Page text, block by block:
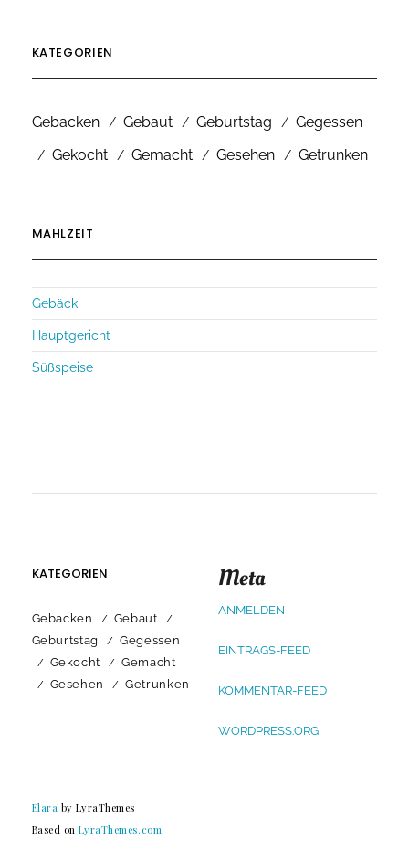
KATEGORIEN
Gebacken Gebaut Geburtstag
Gegessen
Gekocht
Gemacht Gesehen Getrunken
MAHLZEIT
Gebäck
Hauptgericht
Süßspeise
KATEGORIEN
Gebacken
Gebaut
Geburtstag
Gegessen
Gekocht
Gemacht
Gesehen
Getrunken
Meta
ANMELDEN
EINTRAGS-FEED
KOMMENTAR-FEED
WORDPRESS.ORG
Elara by LyraThemes
Based onLyraThemes.com